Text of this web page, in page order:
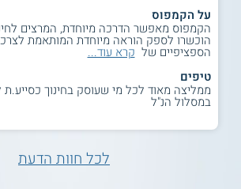
על הקמפוס
הקמפוס מאפשר הדרכה מיוחדת, המרצים
הוכשרו לספק הוראה מיוחדת המותאמת
הספציפיים של קרא עוד...
טיפים
ממליצה מאוד לכל מי שעוסק בחינוך כסייע.ת
במסלול הנ"ל
לכל חוות הדעת